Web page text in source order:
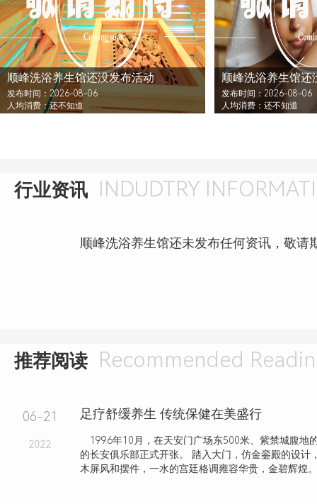
顺峰洗浴养生馆还没发布活动
发布时间：2026-08-06
人均消费：还不知道
顺峰洗浴养生馆还
发布时间：2026-08-06
人均消费：还不知道
行业资讯 INDUDTRY
顺峰洗浴养生馆还未发布任何资讯，敬请
推荐阅读 Recommended
06-21
2022
足疗舒缓养生 传统保健在美盛行
1996年10月，在天安门广场东500米、紫禁城腹地
的长安俱乐部正式开张。 踏入大门，仿金銮殿的设计
木屏风和摆件，一水的宫廷格调雍容华贵，金碧辉煌。